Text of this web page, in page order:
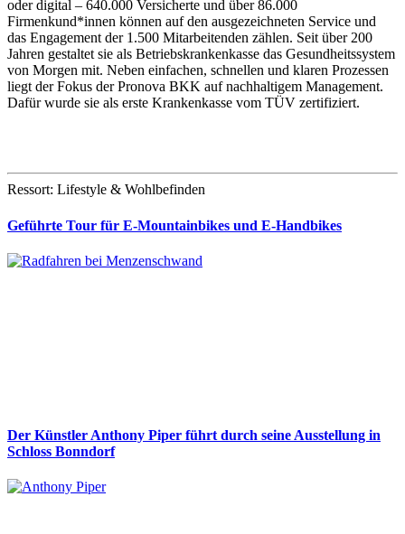
oder digital – 640.000 Versicherte und über 86.000
Firmenkund*innen können auf den ausgezeichneten Service und
das Engagement der 1.500 Mitarbeitenden zählen. Seit über 200
Jahren gestaltet sie als Betriebskrankenkasse das Gesundheitssystem
von Morgen mit. Neben einfachen, schnellen und klaren Prozessen
liegt der Fokus der Pronova BKK auf nachhaltigem Management.
Dafür wurde sie als erste Krankenkasse vom TÜV zertifiziert.
Ressort: Lifestyle & Wohlbefinden
Geführte Tour für E-Mountainbikes und E-Handbikes
Der Künstler Anthony Piper führt durch seine Ausstellung in
Schloss Bonndorf